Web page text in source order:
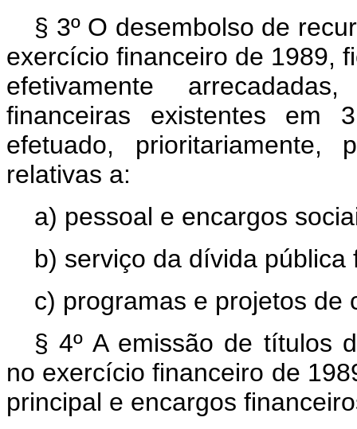
§ 3º O desembolso de
exercício financeiro de 1989,
efetivamente
financeiras existentes em
efetuado,
relativas a:
a) pessoal e encargos
b) serviço da dívida pública
c) programas e projetos de
§ 4º A emissão de títulos
no exercício financeiro de
principal e encargos